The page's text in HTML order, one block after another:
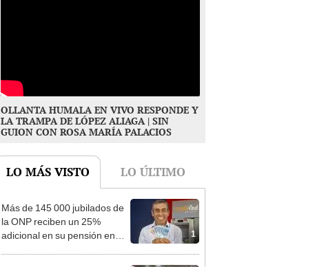
OLLANTA HUMALA EN VIVO RESPONDE Y
LA TRAMPA DE LÓPEZ ALIAGA | SIN
GUION CON ROSA MARÍA PALACIOS
LO MÁS VISTO LO ÚLTIMO
1
Más de 145 000 jubilados de
la ONP reciben un 25%
adicional en su pensión en